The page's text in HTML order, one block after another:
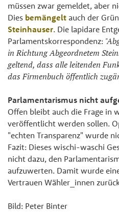
müssen zwar gemeldet, aber
Dies bemängelt auch der
Steinhauser. Die lapidare
Parlamentskorrespondenz:
in Richtung Abgeordnetem
geltend, dass alle leitenden
das Firmenbuch öffentlich
Parlamentarismus nicht
Offen bleibt auch die Frage in
veröffentlicht werden sollen.
"echten Transparenz" wurde
Fazit: Dieses wischi-waschi
nicht dazu, den
aufzuwerten. Damit wurde
Vertrauen Wähler_innen
Bild: Peter Binter